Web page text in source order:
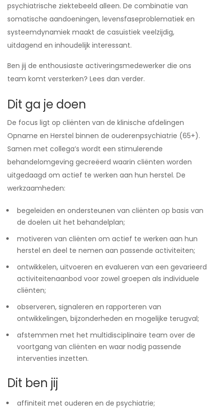
psychiatrische ziektebeeld alleen. De combinatie van
somatische aandoeningen, levensfaseproblematiek en
systeemdynamiek maakt de casuïstiek veelzijdig,
uitdagend en inhoudelijk interessant.
Ben jij de enthousiaste activeringsmedewerker die ons
team komt versterken? Lees dan verder.
Dit ga je doen
De focus ligt op cliënten van de klinische afdelingen
Opname en Herstel binnen de ouderenpsychiatrie (65+).
Samen met collega’s wordt een stimulerende
behandelomgeving gecreëerd waarin cliënten worden
uitgedaagd om actief te werken aan hun herstel. De
werkzaamheden:
begeleiden en ondersteunen van cliënten op basis van
de doelen uit het behandelplan;
motiveren van cliënten om actief te werken aan hun
herstel en deel te nemen aan passende activiteiten;
ontwikkelen, uitvoeren en evalueren van een gevarieerd
activiteitenaanbod voor zowel groepen als individuele
cliënten;
observeren, signaleren en rapporteren van
ontwikkelingen, bijzonderheden en mogelijke terugval;
afstemmen met het multidisciplinaire team over de
voortgang van cliënten en waar nodig passende
interventies inzetten.
Dit ben jij
affiniteit met ouderen en de psychiatrie;